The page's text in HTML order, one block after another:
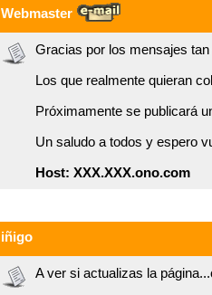
Webmaster
Gracias por los mensajes
Los que realmente quieran
Próximamente se publicará
Un saludo a todos y espero
Host: XXX.XXX.ono.com
iñigo
A ver si actualizas la